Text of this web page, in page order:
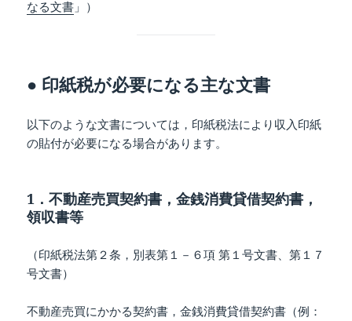
なる文書 」）
● 印紙税が必要になる主な文書
以下のような文書については，印紙税法により収入印紙
の貼付が必要になる場合があります。
1．不動産売買契約書，金銭消費貸借契約書，
領収書等
（印紙税法第２条，別表第１－６項 第１号文書、第１７
号文書）
不動産売買にかかる契約書，金銭消費貸借契約書（例：